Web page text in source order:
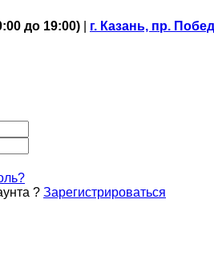
до 19:00) г. Казань, пр.
? Зарегистрироваться